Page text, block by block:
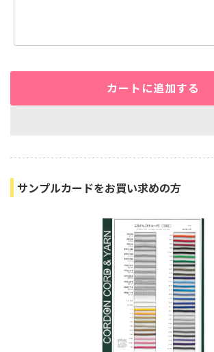
カートに追加する
サンプルカードをお買い求めの方